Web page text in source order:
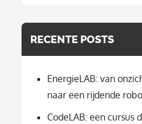
RECENTE POSTS
EnergieLAB: van
naar een rijdende
CodeLAB: een cursus